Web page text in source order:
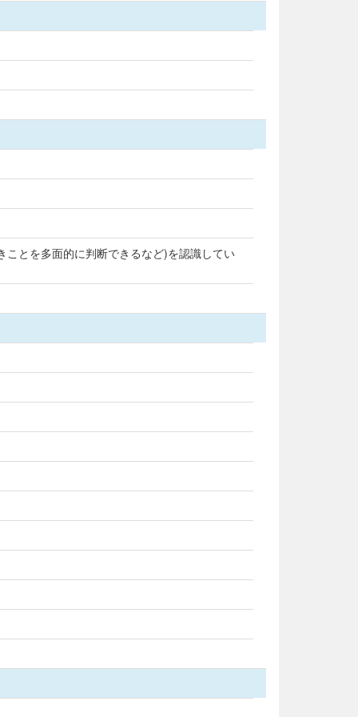
とを多面的に判断できるなど)を認識してい